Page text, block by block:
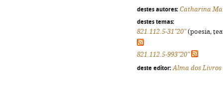
destes autores: Catharina
destes temas:
821.112.5-31"20"(poesia,
821.112.5-993"20"
deste editor: Alma dos Livros